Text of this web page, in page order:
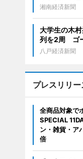
湘南経済新聞
大学生の木
列を2周 ゴ
八戸経済新聞
プレスリリー
全商品対象で
SPECIAL
ン・雑貨・ア
倍